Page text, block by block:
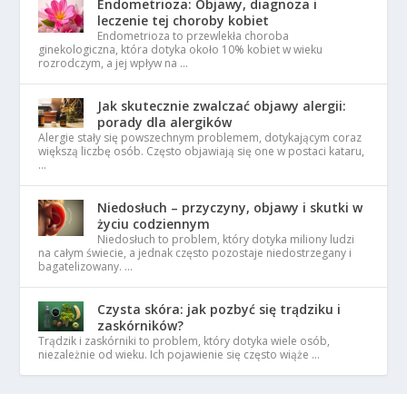
Endometrioza: Objawy, diagnoza i
leczenie tej choroby kobiet
Endometrioza to przewlekła choroba
ginekologiczna, która dotyka około 10% kobiet w wieku
rozrodczym, a jej wpływ na …
Jak skutecznie zwalczać objawy alergii:
porady dla alergików
Alergie stały się powszechnym problemem, dotykającym coraz
większą liczbę osób. Często objawiają się one w postaci kataru,
…
Niedosłuch – przyczyny, objawy i skutki w
życiu codziennym
Niedosłuch to problem, który dotyka miliony ludzi
na całym świecie, a jednak często pozostaje niedostrzegany i
bagatelizowany. …
Czysta skóra: jak pozbyć się trądziku i
zaskórników?
Trądzik i zaskórniki to problem, który dotyka wiele osób,
niezależnie od wieku. Ich pojawienie się często wiąże …